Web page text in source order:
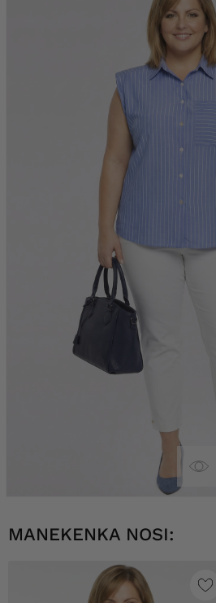
MANEKENKA NOSI: